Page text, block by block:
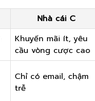
Nhà cái C
Khuyến mãi ít, yêu
cầu vòng cược cao
Chỉ có email, chậm
trễ